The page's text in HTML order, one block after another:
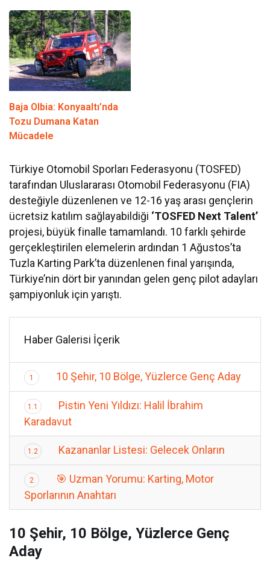
Baja Olbia: Konyaaltı’nda
Tozu Dumana Katan
Mücadele
Türkiye Otomobil Sporları Federasyonu (TOSFED)
tarafından Uluslararası Otomobil Federasyonu (FIA)
desteğiyle düzenlenen ve 12-16 yaş arası gençlerin
ücretsiz katılım sağlayabildiği ‘TOSFED Next Talent’
projesi, büyük finalle tamamlandı. 10 farklı şehirde
gerçekleştirilen elemelerin ardından 1 Ağustos’ta
Tuzla Karting Park’ta düzenlenen final yarışında,
Türkiye’nin dört bir yanından gelen genç pilot adayları
şampiyonluk için yarıştı.
Haber Galerisi İçerik
1 10 Şehir, 10 Bölge, Yüzlerce Genç Aday
1.1
Pistin Yeni Yıldızı: Halil İbrahim
Karadavut
1.2 Kazananlar Listesi: Gelecek Onların
2
🎯 Uzman Yorumu: Karting, Motor
Sporlarının Anahtarı
10 Şehir, 10 Bölge, Yüzlerce Genç
Aday